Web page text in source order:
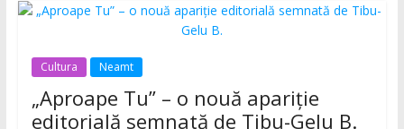
Cultura Neamt
„Aproape Tu” – o nouă apariție
editorială semnată de Tibu-Gelu B.